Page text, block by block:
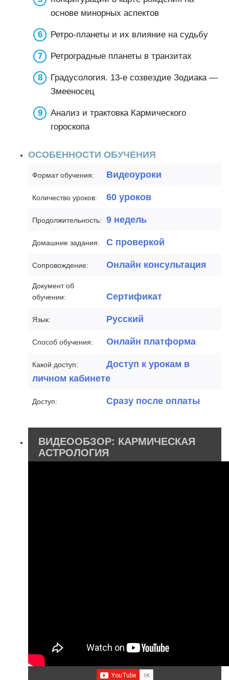
основе минорных аспектов
Ретро-планеты и их влияние на судьбу
Ретроградные планеты в транзитах
Градусология. 13-е созвездие Зодиака —
Змееносец
Анализ и трактовка Кармического
гороскопа
ОСОБЕННОСТИ ОБУЧЕНИЯ
Формат обучения: Видеоуроки
Количество уроков: 60 уроков
Продолжительность: 9 недель
Домашние задания: С проверкой
Сопровождение: Онлайн консультация
Документ об
обучении:
Сертификат
Язык: Русский
Способ обучения: Онлайн платформа
Какой доступ:
Доступ к урокам в
личном кабинете
Доступ: Сразу после оплаты
ВИДЕООБЗОР: КАРМИЧЕСКАЯ
АСТРОЛОГИЯ